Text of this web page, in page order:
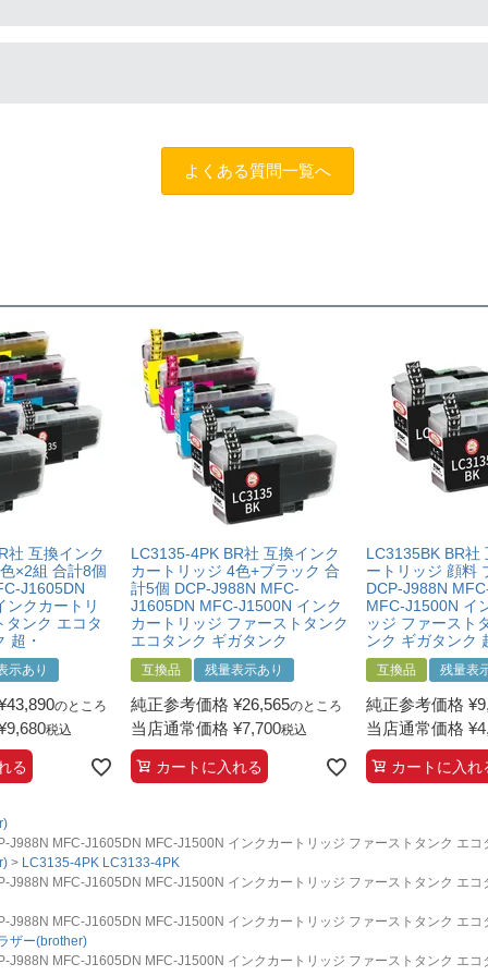
のうえでもトラブルが解決しない場合、商品の交換や全額返品
きサポートを受けていただくこと
た」等お客様都合ではないこと
スタッフにご相談のうえでもトラブルが解決せず、プリンタ
くこと。
わかる書類（修理の明細書など）をご提示いただくこと。
よるものではないこと。
よくある質問一覧へ
社 互換インク
×2組 合計8個
J1605DN
ンクカートリ
タンク エコタ
超・
示あり
43,890のところ
9,680税込
る
LC3135-4PK BR社 互換インク
カートリッジ 4色+ブラック 合
計5個 DCP-J988N MFC-
J1605DN MFC-J1500N インク
カートリッジ ファーストタンク
エコタンク ギガタンク
互換品 残量表示あり
純正参考価格 ¥26,565のところ
当店通常価格 ¥7,700税込
カートに入れる
LC3135BK BR社
ートリッジ 顔料
DCP-J988N
MFC-J1500N イ
ッジ ファースト
ンク ギガタンク
互換品 残量表
純正参考価格 ¥
当店通常価格 ¥
カートに入れ
MFC-J1605DN MFC-J1500N インクカートリッジ ファーストタンク エコ
LC3135-4PK LC3133-4PK
MFC-J1605DN MFC-J1500N インクカートリッジ ファーストタンク エコ
MFC-J1605DN MFC-J1500N インクカートリッジ ファーストタンク エコ
ザー(brother)
MFC-J1605DN MFC-J1500N インクカートリッジ ファーストタンク エコ